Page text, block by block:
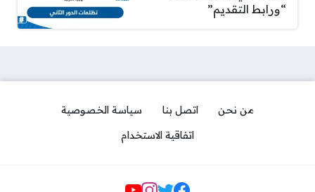
“ورابط التقديم”
من نحن اتصل بنا
سياسة الخصوصية
اتفاقية الاستخدام